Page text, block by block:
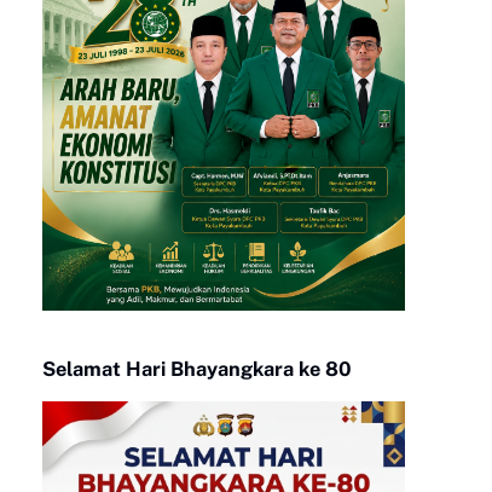
Selamat Hari Bhayangkara ke 80